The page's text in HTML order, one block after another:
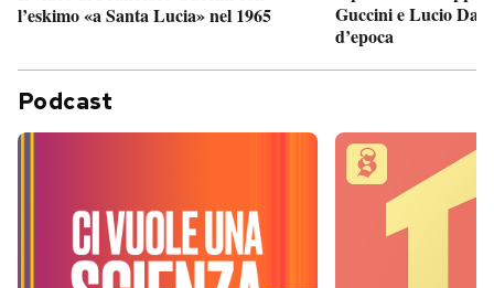
l’eskimo «a Santa Lucia» nel 1965
Guccini e Lucio
d’epoca
Podcast